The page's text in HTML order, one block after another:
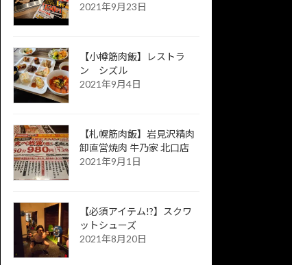
2021年9月23日
【小樽筋肉飯】レストラ
ン シズル
2021年9月4日
【札幌筋肉飯】岩見沢精肉
卸直営焼肉 牛乃家 北口店
2021年9月1日
【必須アイテム!?】スクワ
ットシューズ
2021年8月20日